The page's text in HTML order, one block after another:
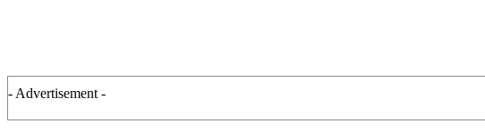
- Advertisement -